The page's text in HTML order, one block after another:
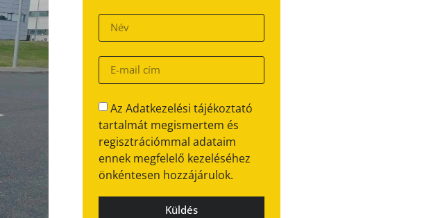
Az Adatkezelési tájékoztató
tartalmát megismertem és
regisztrációmmal adataim
ennek megfelelő kezeléséhez
önkéntesen hozzájárulok.
Küldés